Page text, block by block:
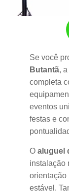
Se você
Butantã,
completa
eventos
festas e
O aluguel
instalação
orientação
estável.